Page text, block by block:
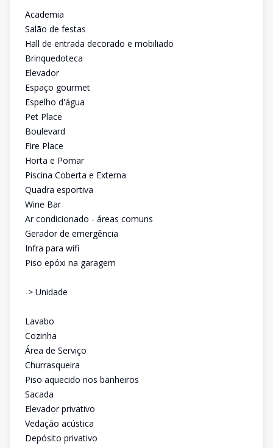
Academia
Salão de festas
Hall de entrada decorado e mobiliado
Brinquedoteca
Elevador
Espaço gourmet
Espelho d'água
Pet Place
Boulevard
Fire Place
Horta e Pomar
Piscina Coberta e Externa
Quadra esportiva
Wine Bar
Ar condicionado - áreas comuns
Gerador de emergência
Infra para wifi
Piso epóxi na garagem
-> Unidade
Lavabo
Cozinha
Área de Serviço
Churrasqueira
Piso aquecido nos banheiros
Sacada
Elevador privativo
Vedação acústica
Depósito privativo